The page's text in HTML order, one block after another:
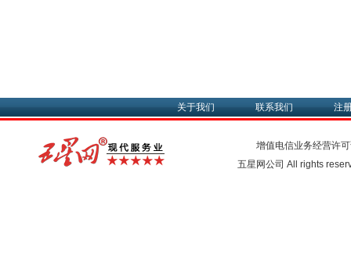
关于我们 联系我们 注
增值电信业务经营许
五星网公司 All rights